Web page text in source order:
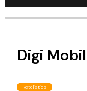
Digi
Retelistica